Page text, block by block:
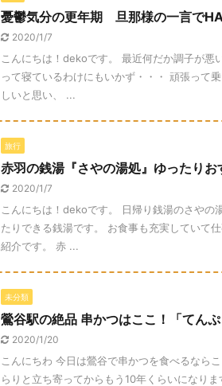
憂鬱気分の更年期 旦那様の一言で
2020/1/7
こんにちは！dekoです。 最近何だか調子が
って寝ているわけにもいかず・・・ 頑張って
しいと思い、 ...
旅行
赤羽の銭湯『さやの湯処』ゆったりお
2020/1/7
こんにちは！dekoです。 日帰り銭湯のさやの
たりできる銭湯です。 お食事も充実していて
紹介です。 赤 ...
未分類
鶯谷駅の絶品 串かつはここ！「てんぷ
2020/1/20
こんにちわ 今日は鶯谷で串かつを食べるなら
らりと立ち寄ってからもう10年くらいになり